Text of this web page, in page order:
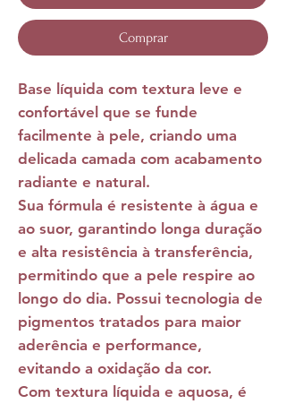
Comprar
Base líquida com textura leve e
confortável que se funde
facilmente à pele, criando uma
delicada camada com acabamento
radiante e natural.
Sua fórmula é resistente à água e
ao suor, garantindo longa duração
e alta resistência à transferência,
permitindo que a pele respire ao
longo do dia. Possui tecnologia de
pigmentos tratados para maior
aderência e performance,
evitando a oxidação da cor.
Com textura líquida e aquosa, é